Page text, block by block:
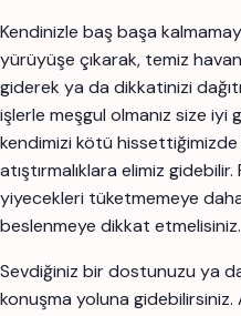
Kendinizle baş başa
yürüyüşe çıkarak, temiz
giderek ya da dikkatinizi
işlerle meşgul olmanız size iyi
kendimizi kötü
atıştırmalıklara elimiz
yiyecekleri tüketmemeye daha
beslenmeye dikkat etmelisiniz.
Sevdiğiniz bir dostunuzu ya
konuşma yoluna gidebilirsiniz.